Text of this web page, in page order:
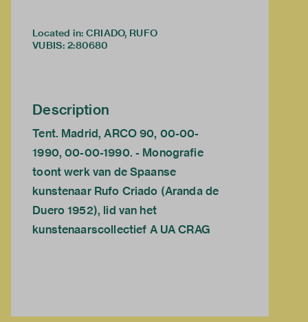
Located in: CRIADO, RUFO
VUBIS: 2:80680
Description
Tent. Madrid, ARCO 90, 00-00-
1990, 00-00-1990. - Monografie
toont werk van de Spaanse
kunstenaar Rufo Criado (Aranda de
Duero 1952), lid van het
kunstenaarscollectief A UA CRAG